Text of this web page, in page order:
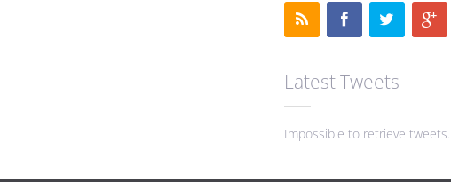
Latest Tweets
Impossible to retrieve tweets.